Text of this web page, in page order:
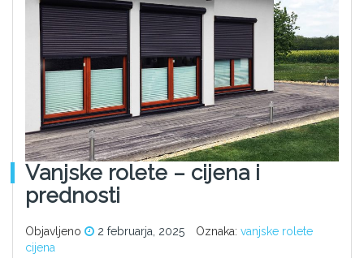
Vanjske rolete – cijena i
prednosti
Objavljeno 2 februarja, 2025 Oznaka: vanjske rolete
cijena